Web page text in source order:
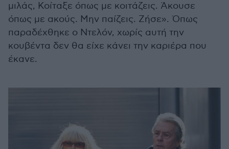
μιλάς, Κοίταξε όπως με κοιτάζεις. Άκουσε
όπως με ακούς. Μην παίζεις. Ζήσε». Όπως
παραδέχθηκε ο Ντελόν, χωρίς αυτή την
κουβέντα δεν θα είχε κάνει την καριέρα που
έκανε.